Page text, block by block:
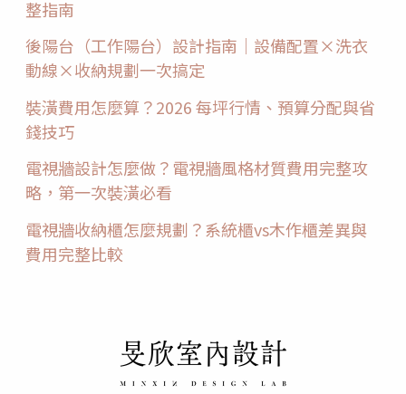
整指南
後陽台（工作陽台）設計指南｜設備配置×洗衣
動線×收納規劃一次搞定
裝潢費用怎麼算？2026 每坪行情、預算分配與省
錢技巧
電視牆設計怎麼做？電視牆風格材質費用完整攻
略，第一次裝潢必看
電視牆收納櫃怎麼規劃？系統櫃vs木作櫃差異與
費用完整比較